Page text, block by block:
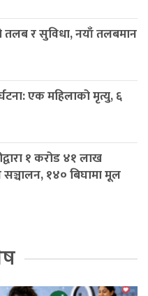
तलब र सुविधा, नयाँ तलबमान
एक महिलाको मृत्यु, ६
१ करोड ४१ लाख
सञ्चालन, १४० बिघामा मूल